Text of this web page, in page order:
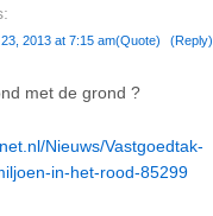
2013 at 7:15 am(Quote) (Reply)
met de grond ?
Nieuws/Vastgoedtak-
in-het-rood-85299